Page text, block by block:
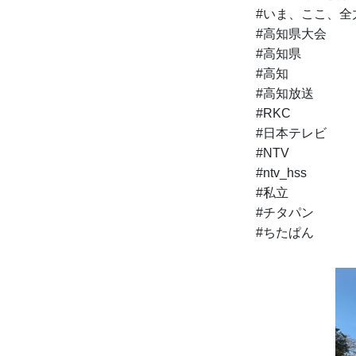
#いま、ここ、全
#高知県大会
#高知県
#高知
#高知放送
#RKC
#日本テレビ
#NTV
#ntv_hss
#私立
#チタパン
#ちたぱん